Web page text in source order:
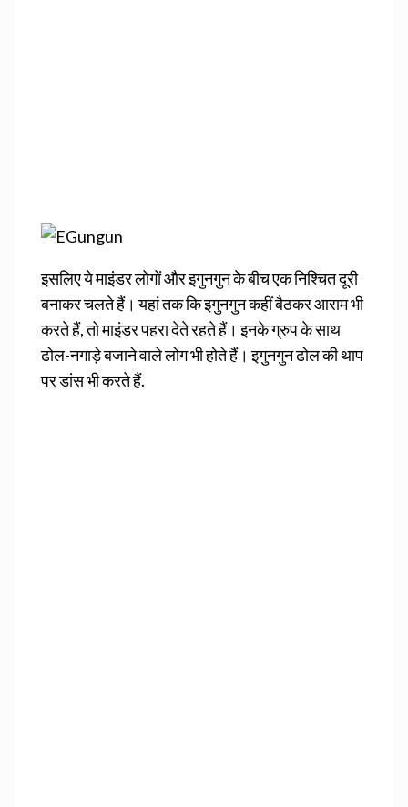
इसलिए ये माइंडर लोगों और इगुनगुन के बीच एक निश्चित दूरी
बनाकर चलते हैं। यहां तक कि इगुनगुन कहीं बैठकर आराम भी
करते हैं, तो माइंडर पहरा देते रहते हैं। इनके ग्रुप के साथ
ढोल-नगाड़े बजाने वाले लोग भी होते हैं। इगुनगुन ढोल की थाप
पर डांस भी करते हैं.